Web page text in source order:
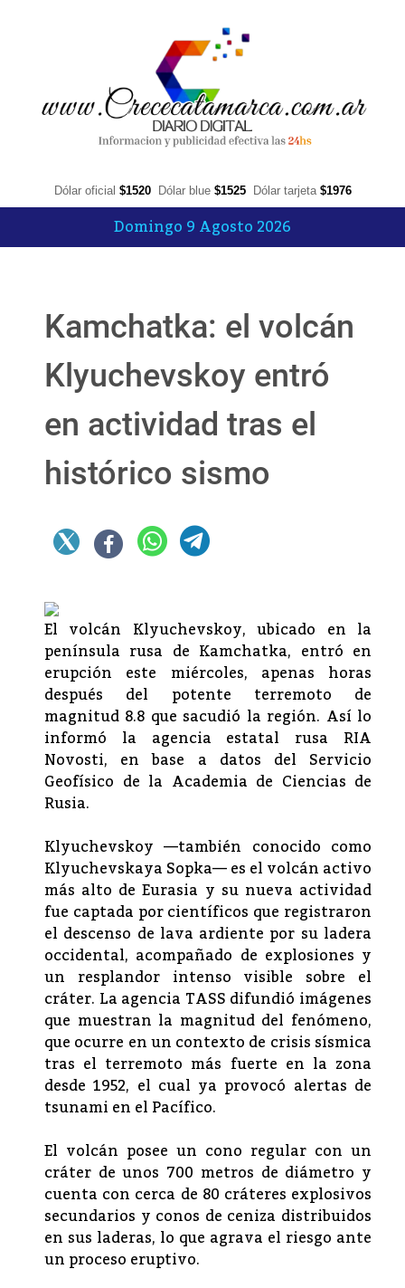
Dólar oficial $1520 Dólar blue $1525 Dólar tarjeta $1976
Domingo 9 Agosto 2026
Kamchatka: el volcán
Klyuchevskoy entró
en actividad tras el
histórico sismo
El volcán Klyuchevskoy, ubicado en la
península rusa de Kamchatka, entró en
erupción este miércoles, apenas horas
después del potente terremoto de
magnitud 8.8 que sacudió la región. Así lo
informó la agencia estatal rusa RIA
Novosti, en base a datos del Servicio
Geofísico de la Academia de Ciencias de
Rusia.
Klyuchevskoy —también conocido como
Klyuchevskaya Sopka— es el volcán activo
más alto de Eurasia y su nueva actividad
fue captada por científicos que registraron
el descenso de lava ardiente por su ladera
occidental, acompañado de explosiones y
un resplandor intenso visible sobre el
cráter. La agencia TASS difundió imágenes
que muestran la magnitud del fenómeno,
que ocurre en un contexto de crisis sísmica
tras el terremoto más fuerte en la zona
desde 1952, el cual ya provocó alertas de
tsunami en el Pacífico.
El volcán posee un cono regular con un
cráter de unos 700 metros de diámetro y
cuenta con cerca de 80 cráteres explosivos
secundarios y conos de ceniza distribuidos
en sus laderas, lo que agrava el riesgo ante
un proceso eruptivo.